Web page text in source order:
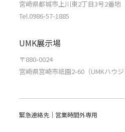
宮崎県都城市上川東2丁目3号2番地
Tel.0986-57-1885
UMK展示場
〒880-0024
宮崎県宮崎市祇園2-60（UMKハウジ
緊急連絡先｜営業時間外専用